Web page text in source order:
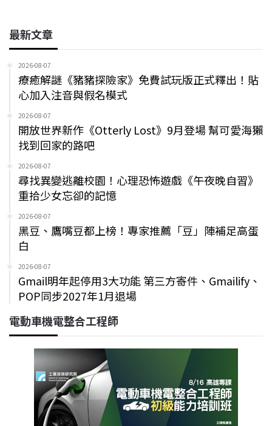
最新文章
2026-08-07
療癒解謎《豬豬探險家》免費試玩版正式釋出！貼
心加入注音與假名模式
2026-08-07
開放世界新作《Otterly Lost》9月登場 幫可愛海獺
找到回家的路吧
2026-08-07
尋找異變逃離校園！心理恐怖遊戲《午夜晚自習》
重拾少女忘卻的記憶
2026-08-07
黑豆、鷹嘴豆都上榜！專家推薦「豆」陣補足高蛋
白
2026-08-07
Gmail明年起停用3大功能 第三方寄件、Gmailify、
POP同步2027年1月退場
電動車機電整合工程師